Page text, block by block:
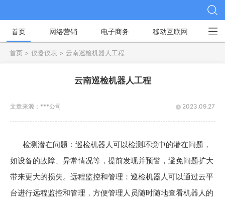
首页 网络营销 电子商务 移动互联网 社
首页 > 仪器仪表 > 云南巡检机器人工程
云南巡检机器人工程
2023.09.27
文章来源： ***公司
检测潜在问题：巡检机器人可以检测环境中的潜在问题，
如设备的故障、异常情况等，提前发现并预警，避免问题扩大
带来更大的损失。远程监控和管理：巡检机器人可以通过云平
台进行远程监控和管理，方便管理人员随时随地查看机器人的